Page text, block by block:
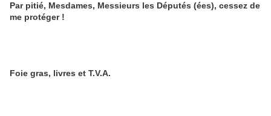
Par pitié, Mesdames, Messieurs les Députés (ées), cessez de
me protéger !
Foie gras, livres et T.V.A.